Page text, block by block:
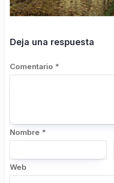
Deja una respuesta
Comentario *
Nombre *
Web